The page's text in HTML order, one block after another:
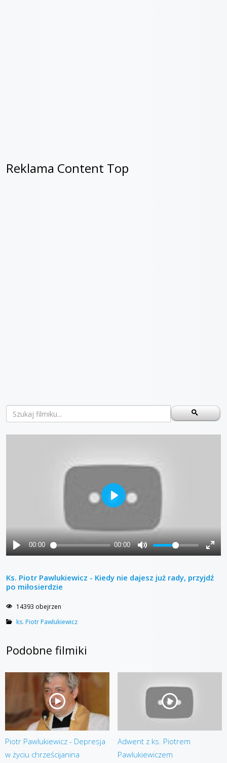
Reklama Content Top
Ks. Piotr Pawlukiewicz - Kiedy nie dajesz już rady, przyjdź
po miłosierdzie
14393 obejrzen
ks. Piotr Pawlukiewicz
Podobne filmiki
Piotr Pawlukiewicz - Depresja
w życiu chrześcijanina
Adwent z ks. Piotrem
Pawlukiewiczem